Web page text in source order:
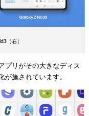
（右）
プリがその大きなディス
施されています。